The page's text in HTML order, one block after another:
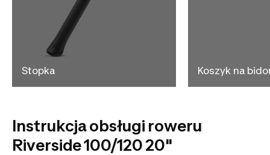
Stopka Koszyk na
Instrukcja obsługi roweru
Riverside 100/120 20"